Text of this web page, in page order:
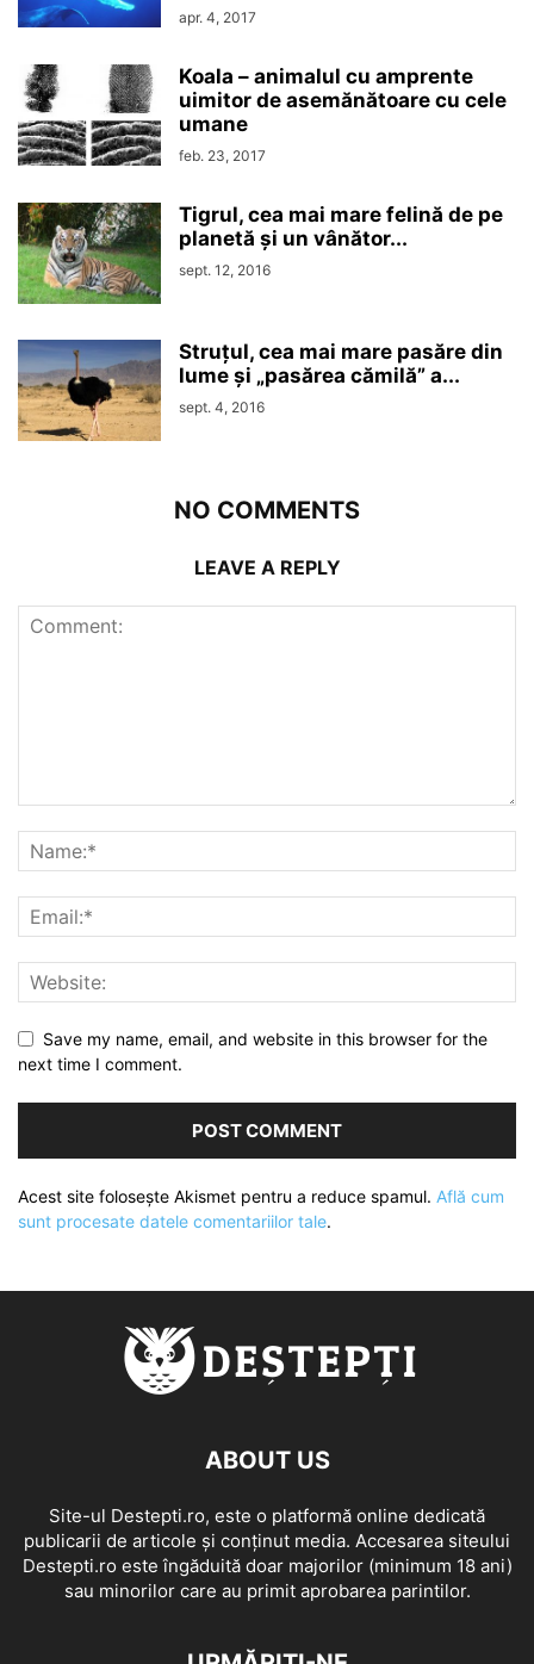
apr. 4, 2017
Koala – animalul cu amprente
uimitor de asemănătoare cu cele
umane
feb. 23, 2017
Tigrul, cea mai mare felină de pe
planetă și un vânător...
sept. 12, 2016
Struțul, cea mai mare pasăre din
lume și „pasărea cămilă” a...
sept. 4, 2016
NO COMMENTS
LEAVE A REPLY
Save my name, email, and website in this browser for the
next time I comment.
Acest site folosește Akismet pentru a reduce spamul. Află cum
sunt procesate datele comentariilor tale.
ABOUT US
Site-ul Destepti.ro, este o platformă online dedicată
publicarii de articole și conținut media. Accesarea siteului
Destepti.ro este îngăduită doar majorilor (minimum 18 ani)
sau minorilor care au primit aprobarea parintilor.